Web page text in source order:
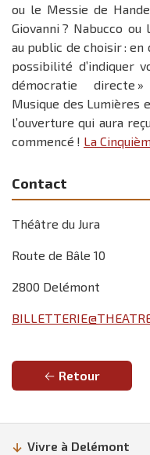
ou le Messie de
Giovanni ? Nabucco
au public de choisir :
possibilité d’indiquer
démocratie directe
Musique des Lumières
l’ouverture qui aura
commencé ! La
Contact
Théâtre du Jura
Route de Bâle 10
2800 Delémont
Retour
Vivre à Delémont